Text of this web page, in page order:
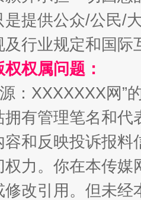
地、白藏房 除
后
是提供公众/公民/
行业规定和国
权属问题：
：XXXXXXX网”
有管理笔名和
容和反映投诉报
权力。你在本传
改引用。但未